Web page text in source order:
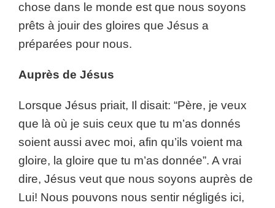
chose dans le monde est que nous soyons
prêts à jouir des gloires que Jésus a
préparées pour nous.
Auprès de Jésus
Lorsque Jésus priait, Il disait: “Père, je veux
que là où je suis ceux que tu m’as donnés
soient aussi avec moi, afin qu’ils voient ma
gloire, la gloire que tu m’as donnée”. A vrai
dire, Jésus veut que nous soyons auprès de
Lui! Nous pouvons nous sentir négligés ici,